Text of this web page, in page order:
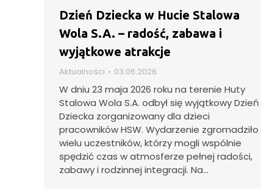
Dzień Dziecka w Hucie Stalowa
Wola S.A. – radość, zabawa i
wyjątkowe atrakcje
Aktualności 03.06.2026
W dniu 23 maja 2026 roku na terenie Huty
Stalowa Wola S.A. odbył się wyjątkowy Dzień
Dziecka zorganizowany dla dzieci
pracowników HSW. Wydarzenie zgromadziło
wielu uczestników, którzy mogli wspólnie
spędzić czas w atmosferze pełnej radości,
zabawy i rodzinnej integracji. Na…